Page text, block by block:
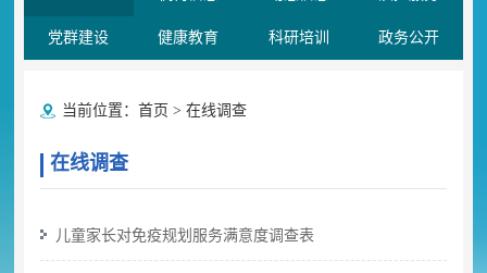
党群建设 健康教育 科研培训 政务公开
当前位置： 首页 > 在线调查
在线调查
儿童家长对免疫规划服务满意度调查表